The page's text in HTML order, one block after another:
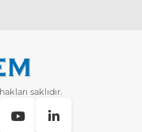
saklıdır.